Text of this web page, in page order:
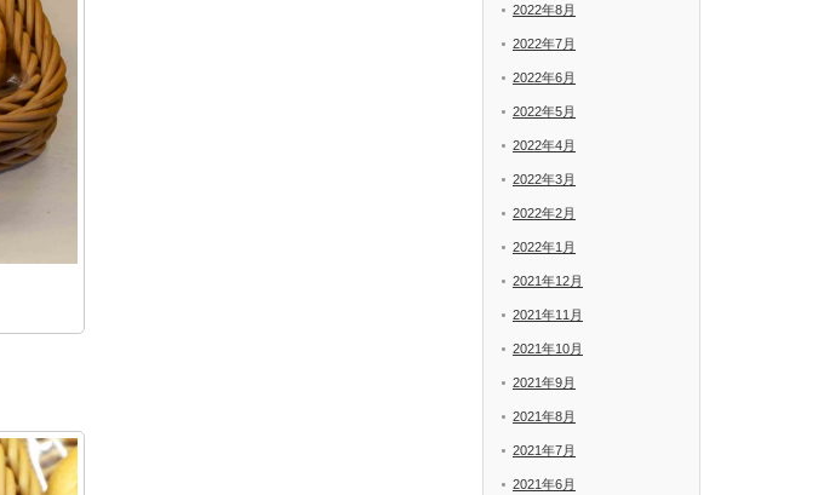
2022年8月
2022年7月
2022年6月
2022年5月
2022年4月
2022年3月
2022年2月
2022年1月
2021年12月
2021年11月
2021年10月
2021年9月
2021年8月
2021年7月
2021年6月